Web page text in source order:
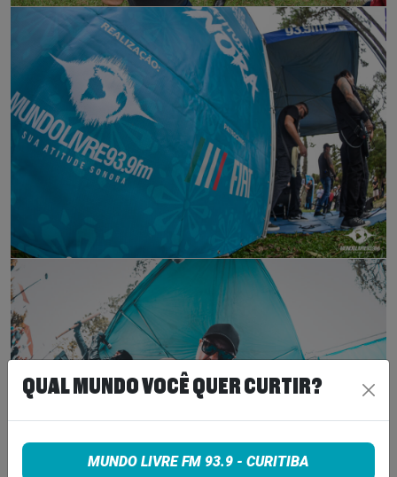
QUAL MUNDO VOCÊ QUER CURTIR?
MUNDO LIVRE FM 93.9 - CURITIBA